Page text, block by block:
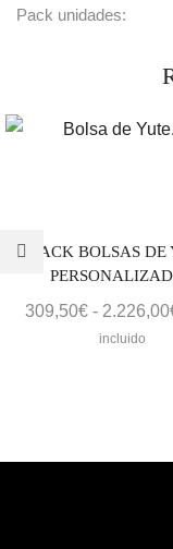
Pack unidades:
PACK BOLSAS DE
309,50€ - 2.226,00
incluido